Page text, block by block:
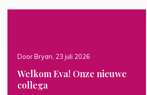
Door Bryan, 23 juli 2026
Welkom Eva! Onze nieuwe
collega